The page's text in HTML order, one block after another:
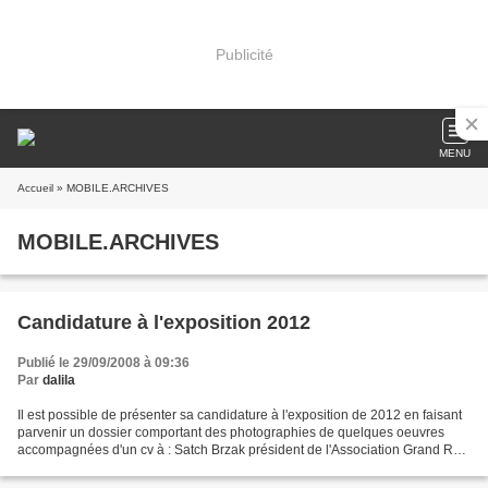
Publicité
MENU
Accueil » MOBILE.ARCHIVES
MOBILE.ARCHIVES
Candidature à l'exposition 2012
Publié le 29/09/2008 à 09:36
Par dalila
Il est possible de présenter sa candidature à l'exposition de 2012 en faisant
parvenir un dossier comportant des photographies de quelques oeuvres
accompagnées d'un cv à : Satch Brzak président de l'Association Grand Rue